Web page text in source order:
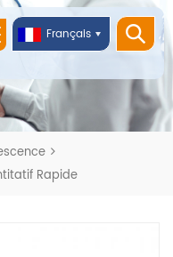
Français
Rapide